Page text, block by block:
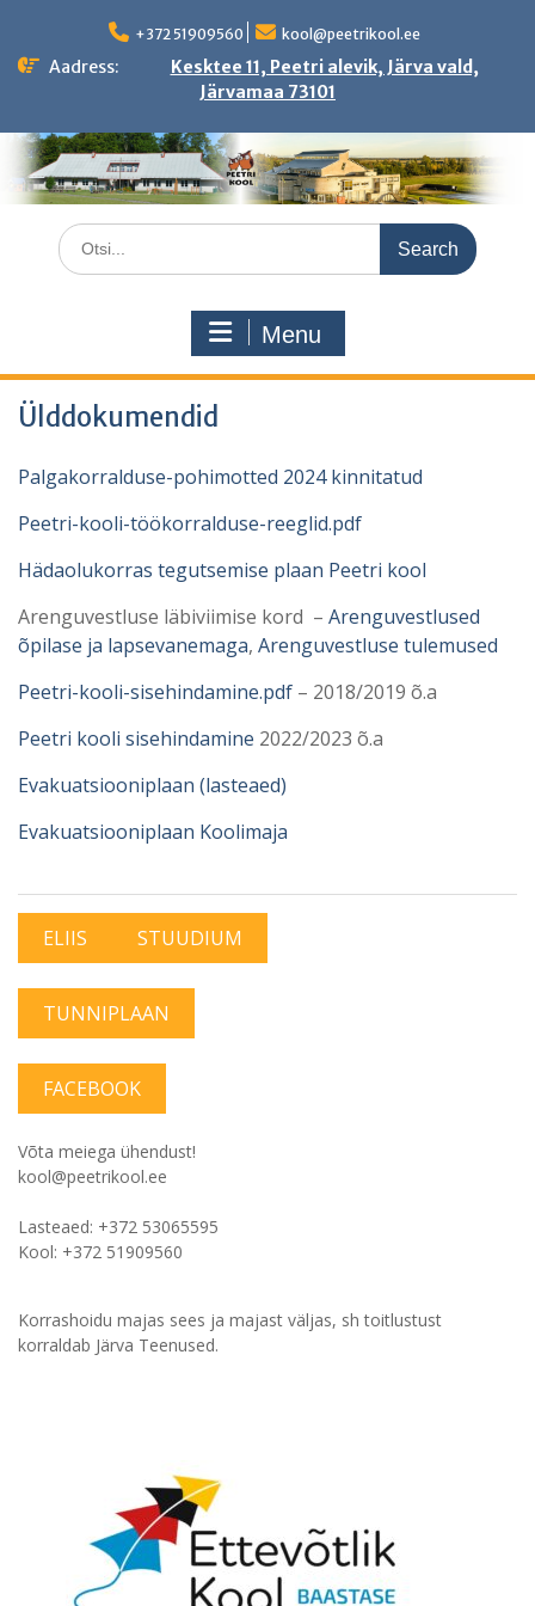
content
+372 51909560 kool@peetrikool.ee
Aadress:
Kesktee 11, Peetri alevik, Järva vald,
Järvamaa 73101
Search
for:
Menu
Ülddokumendid
Palgakorralduse-pohimotted 2024 kinnitatud
Peetri-kooli-töökorralduse-reeglid.pdf
Hädaolukorras tegutsemise plaan Peetri kool
Arenguvestluse läbiviimise kord – Arenguvestlused
õpilase ja lapsevanemaga, Arenguvestluse tulemused
Peetri-kooli-sisehindamine.pdf – 2018/2019 õ.a
Peetri kooli sisehindamine 2022/2023 õ.a
Evakuatsiooniplaan (lasteaed)
Evakuatsiooniplaan Koolimaja
ELIIS STUUDIUM
TUNNIPLAAN
FACEBOOK
Võta meiega ühendust!
kool@peetrikool.ee
Lasteaed: +372 53065595
Kool: +372 51909560
Korrashoidu majas sees ja majast väljas, sh toitlustust
korraldab Järva Teenused.